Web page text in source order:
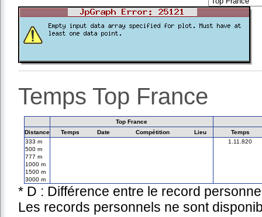
Temps Top France
Top France
Distance
Temps Date Compétition Lieu
Temps
333 m
1.11.820
500 m
777 m
1000 m
1500 m
3000 m
* D : Différence entre le record
Les records personnels ne sont